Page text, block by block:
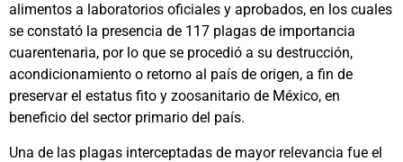
alimentos a laboratorios oficiales y aprobados, en los cuales
se constató la presencia de 117 plagas de importancia
cuarentenaria, por lo que se procedió a su destrucción,
acondicionamiento o retorno al país de origen, a fin de
preservar el estatus fito y zoosanitario de México, en
beneficio del sector primario del país.
Una de las plagas interceptadas de mayor relevancia fue el